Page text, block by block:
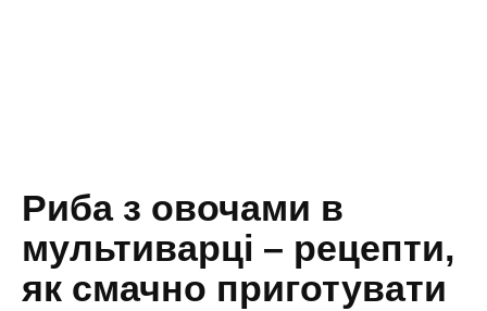
Риба з овочами в
мультиварці – рецепти,
як смачно приготувати